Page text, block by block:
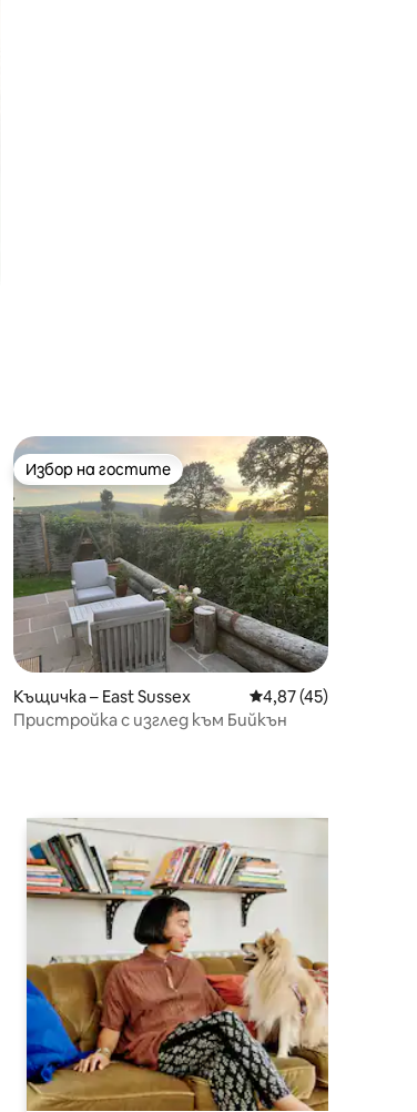
4,93 от 5, 553 отзива
Избор на гостите
Избор на гостите
Къщичка – East Sussex Средна оценка:
4,87 (45)
Пристройка с изглед към Бийкън